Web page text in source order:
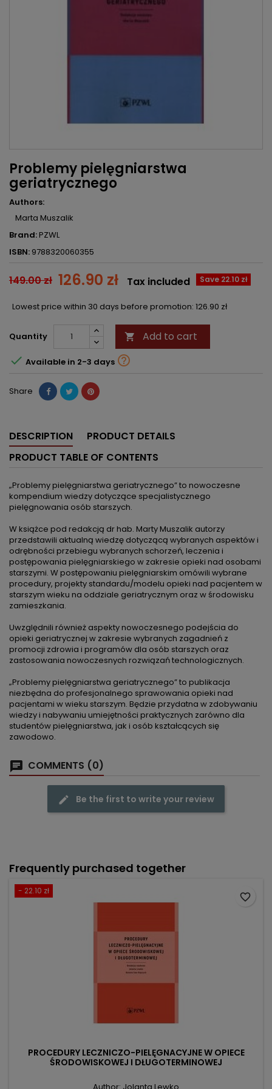
Problemy pielęgniarstwa
geriatrycznego
Authors:
Marta Muszalik
Brand:PZWL
ISBN: 9788320060355
149.00 zł 126.90 zł Save 22.10 zł
Tax included
Lowest price within 30 days before promotion: 126.90 zł
Quantity  Add to cart
 Available in 2-3 days 
Share
DESCRIPTION
PRODUCT DETAILS
PRODUCT TABLE OF CONTENTS
„Problemy pielęgniarstwa geriatrycznego” to nowoczesne
kompendium wiedzy dotyczące specjalistycznego
pielęgnowania osób starszych.
W książce pod redakcją dr hab. Marty Muszalik autorzy
przedstawili aktualną wiedzę dotyczącą wybranych aspektów i
odrębności przebiegu wybranych schorzeń, leczenia i
postępowania pielęgniarskiego w zakresie opieki nad osobami
starszymi. W postępowaniu pielęgniarskim omówili wybrane
procedury, projekty standardu/modelu opieki nad pacjentem w
starszym wieku na oddziale geriatrycznym oraz w środowisku
zamieszkania.
Uwzględnili również aspekty nowoczesnego podejścia do
opieki geriatrycznej w zakresie wybranych zagadnień z
promocji zdrowia i programów dla osób starszych oraz
zastosowania nowoczesnych rozwiązań technologicznych.
„Problemy pielęgniarstwa geriatrycznego” to publikacja
niezbędna do profesjonalnego sprawowania opieki nad
pacjentami w wieku starszym. Będzie przydatna w zdobywaniu
wiedzy i nabywaniu umiejętności praktycznych zarówno dla
studentów pielęgniarstwa, jak i osób kształcących się
zawodowo.
COMMENTS (0)
Be the first to write your review
Frequently purchased together
- 22.10 zł
PROCEDURY LECZNICZO-PIELĘGNACYJNE W OPIECE
ŚRODOWISKOWEJ I DŁUGOTERMINOWEJ
favorite_border